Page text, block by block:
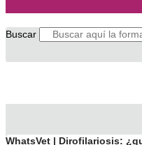
Buscar
WhatsVet | Dirofilariosis: